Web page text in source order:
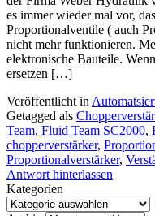
es immer wieder mal vor,
Proportionalventile ( auch
nicht mehr funktionieren.
elektronische Bauteile.
ersetzen […]
Veröffentlicht in
Getagged als
Team, Fluid Team SC2000,
chopperverstärker,
Proportionalverstärker,
Antwort hinterlassen
Kategorien
Kategorien